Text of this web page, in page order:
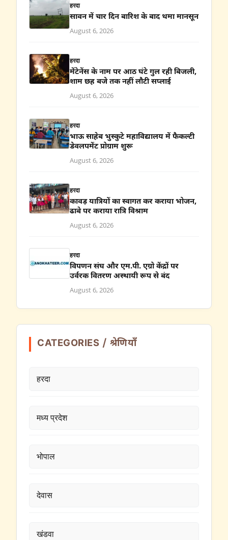
हरदा
सावन में चार दिन बारिश के बाद थमा मानसून
August 6, 2026
हरदा
मेंटेनेंस के नाम पर आठ घंटे गुल रही बिजली,
शाम छह बजे तक नहीं लौटी सप्लाई
August 6, 2026
हरदा
भाऊ साहेब भुस्कुटे महाविद्यालय में फैकल्टी
डेवलपमेंट प्रोग्राम शुरू
August 6, 2026
हरदा
कावड़ यात्रियों का स्वागत कर कराया भोजन,
ढाबे पर कराया रात्रि विश्राम
August 6, 2026
हरदा
विपणन संघ और एम.पी. एग्रो केंद्रों पर
उर्वरक वितरण अस्थायी रूप से बंद
August 6, 2026
CATEGORIES / श्रेणियाँ
हरदा
मध्य प्रदेश
भोपाल
देवास
खंडवा